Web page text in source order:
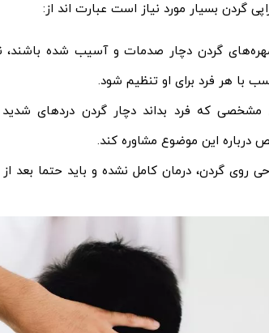
گردن بسیار مورد نیاز است عبارت اند از:
گردن دچار صدمات و آسیب شده باشند،
با هر فرد برای او تنظیم شود.
مشخصی که فرد بداند دچار گردن درد‌های
درباره این موضوع مشاوره کند.
روی گردن، درمان کامل نشده و باید حتما بعد از